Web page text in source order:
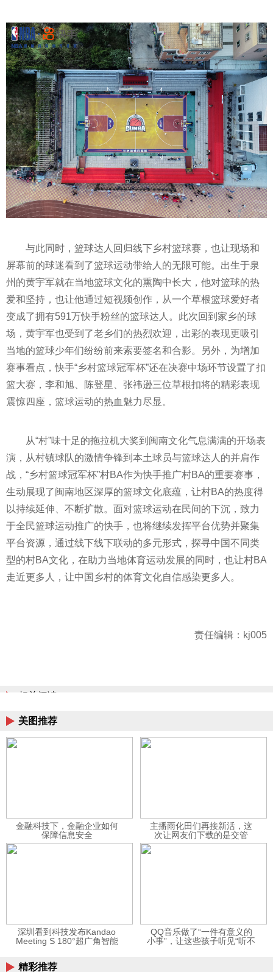
与此同时，篮球达人回归线下乡村篮球赛，也让现场和
屏幕前的球迷看到了篮球运动带给人的无限可能。出生于泉
州的黄宇军就在当地篮球文化的熏陶中长大，他对篮球的热
爱和坚持，也让他通过短视频创作，从一个草根篮球爱好者
变成了拥有591万快手粉丝的篮球达人。此次回到家乡的球
场，黄宇军也受到了老乡们的热烈欢迎，出彩的表现更吸引
当地的篮球少年们纷纷前来索要签名和合影。另外，为增加
赛事看点，快手“乡村篮球冠军杯”还在决赛中场环节设置了扣
篮大赛，李和旭、陈登星、张祎逊三位草根扣将的精彩表现
震惊四座，篮球运动的热血魅力尽显。
从“村”味十足的拖拉机大奖到闽南文化气息满满的开场表
演，从村镇球队的激情争锋到本土球员与篮球达人的并肩作
战，“乡村篮球冠军杯”村BA作为快手推广村BA的重要赛事，
生动展现了闽南地区深厚的篮球文化底蕴，让村BA的热度得
以持续延伸、不断扩散。面对篮球运动在民间的下沉，致力
于全民篮球运动推广的快手，也将继续发挥平台优势并聚集
平台资源，通过线下线下联动的多元形式，探寻中国不同类
型的村BA文化，在助力当地体育运动发展的同时，也让村BA
走近更多人，让中国乡村的体育文化自信感染更多人。
责任编辑：kj005
相关阅读
美图推荐
金融科技下，金融企业如何
保障信息安全
主播雨化田们再接新活，这
次让网友们下载的是交管
12123APP
深圳看到科技发布Kandao
Meeting S 180°超广角智能
QQ音乐做了“一件有意义的
小事”，让这些孩子听见“听不
精彩推荐